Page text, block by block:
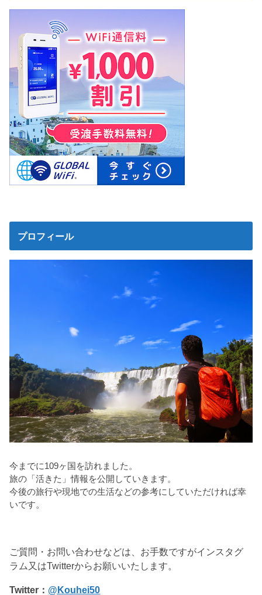
プロフィール
今までに109ヶ国を訪れました。
旅の「活きた」情報を公開していきます。
今後の旅行や現地での生活などの参考にしていただければ幸
いです。
ご質問・お問い合わせなどは、お手数ですがインスタグ
ラム又はTwitterからお願いいたします。
Twitter： @Kouhei50